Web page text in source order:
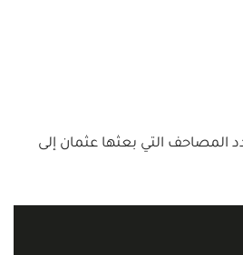
المصاحف التي بعثها عثمان إلى